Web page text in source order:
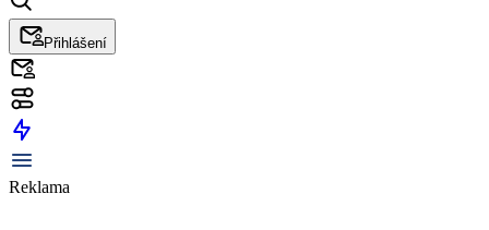
Přihlášení
Reklama